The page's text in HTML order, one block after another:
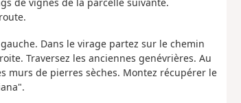
Dans le virage partez sur le chemin
Traversez les anciennes genévrières. Au
murs de pierres sèches. Montez récupérer le